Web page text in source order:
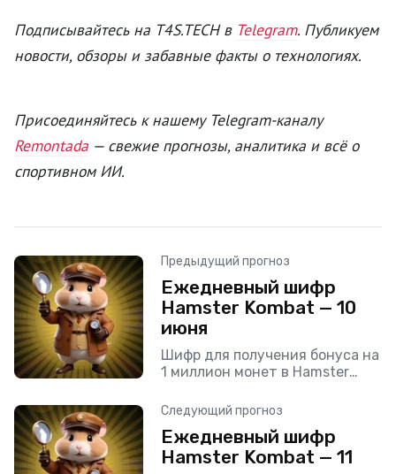
Подписывайтесь на T4S.TECH в Telegram. Публикуем
новости, обзоры и забавные факты о технологиях.
Присоединяйтесь к нашему Telegram-каналу
Remontada — свежие прогнозы, аналитика и всё о
спортивном ИИ.
Предыдущий прогноз
Ежедневный шифр
Hamster Kombat — 10
июня
Шифр для получения бонуса на
1 миллион монет в Hamster
Следующий прогноз
Ежедневный шифр
Hamster Kombat — 11